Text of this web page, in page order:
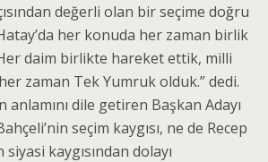
değerli olan bir seçime doğru
her konuda her zaman birlik
daim birlikte hareket ettik, milli
zaman Tek Yumruk olduk.” dedi.
anlamını dile getiren Başkan Adayı
seçim kaygısı, ne de Recep
siyasi kaygısından dolayı